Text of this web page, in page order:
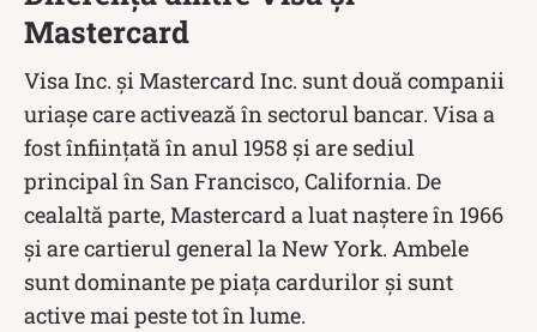
Mastercard
Visa Inc. și Mastercard Inc. sunt două companii
uriașe care activează în sectorul bancar. Visa a
fost înființată în anul 1958 și are sediul
principal în San Francisco, California. De
cealaltă parte, Mastercard a luat naștere în 1966
și are cartierul general la New York. Ambele
sunt dominante pe piața cardurilor și sunt
active mai peste tot în lume.